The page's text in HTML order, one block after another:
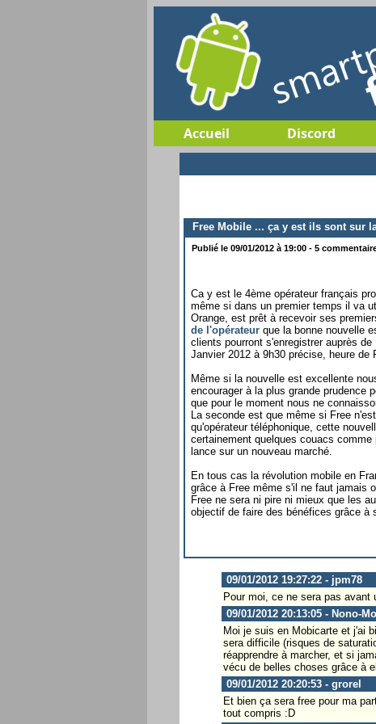
Accueil Discord
Free Mobile ... ça y est ils sont sur
Publié le 09/01/2012 à 19:00 - 5
Ca y est le 4ème opérateur français
même si dans un premier temps il va
Orange, est prêt à recevoir ses
de l'opérateur que la bonne nouvelle
clients pourront s'enregistrer auprès
Janvier 2012 à 9h30 précise, heure de
Même si la nouvelle est excellente
encourager à la plus grande prudence
que pour le moment nous ne
La seconde est que même si Free
qu'opérateur téléphonique, cette
certainement quelques couacs
lance sur un nouveau marché.
En tous cas la révolution mobile en
grâce à Free même s'il ne faut jamais
Free ne sera ni pire ni mieux que les
objectif de faire des bénéfices grâce à
09/01/2012 19:27:22 - jpm78
Pour moi, ce ne sera pas avant
09/01/2012 20:13:05 - Nono-
Moi je suis en Mobicarte et j'ai
sera difficile (risques de
réapprendre à marcher, et si
vécu de belles choses grâce à
09/01/2012 20:20:53 - grorel
Et bien ça sera free pour ma
tout compris :D